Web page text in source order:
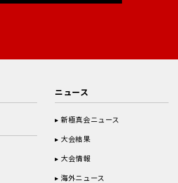
ニュース
新極真会ニュース
大会結果
大会情報
海外ニュース